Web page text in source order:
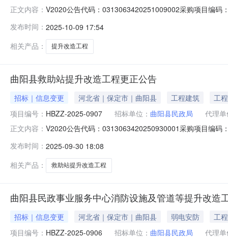
正文内容： V2020公告代码：0313063420251009002采购项目编码
2025-0905采购人名称：曲阳县民政局本级采购人地址：
发布时间： 2025-10-09 17:54
相关产品：
提升改造工程
曲阳县救助站提升改造工程更正公告
招标｜信息变更 河北省｜保定市｜曲阳县 工程建筑
工程
项目编号： HBZZ-2025-0907 招标单位： 曲阳县民政局
代理
正文内容： V2020公告代码：0313063420250930001采购项目编码
民政局本级采购人地址：保定市曲阳县恒州镇正阳街采购
发布时间： 2025-09-30 18:08
相关产品：
救助站提升改造工程
曲阳县民政事业服务中心消防设施及管道等提升改造
招标｜信息变更 河北省｜保定市｜曲阳县 弱电安防
工程
项目编号： HBZZ-2025-0906 招标单位： 曲阳县民政局
代理